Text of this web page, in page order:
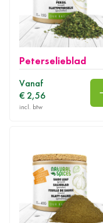
Peterselieblad
Vanaf
€ 2,56